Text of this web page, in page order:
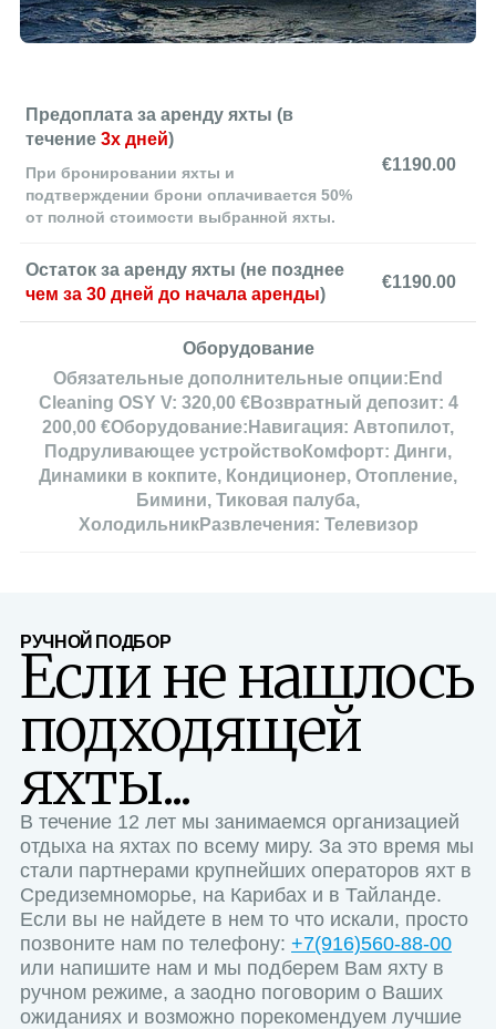
Предоплата за аренду яхты (в
течение 3х дней)
При бронировании яхты и
подтверждении брони оплачивается 50%
от полной стоимости выбранной яхты.
€1190.00
Остаток за аренду яхты (не позднее
чем за 30 дней до начала аренды)
€1190.00
Оборудование
Обязательные дополнительные опции:End
Cleaning OSY V: 320,00 €Возвратный депозит: 4
200,00 €Оборудование:Навигация: Автопилот,
Подруливающее устройствоКомфорт: Динги,
Динамики в кокпите, Кондиционер, Отопление,
Бимини, Тиковая палуба,
ХолодильникРазвлечения: Телевизор
РУЧНОЙ ПОДБОР
Если не нашлось
подходящей
яхты...
В течение 12 лет мы занимаемся организацией
отдыха на яхтах по всему миру. За это время мы
стали партнерами крупнейших операторов яхт в
Средиземноморье, на Карибах и в Тайланде.
Если вы не найдете в нем то что искали, просто
позвоните нам по телефону: +7(916)560-88-00
или напишите нам и мы подберем Вам яхту в
ручном режиме, а заодно поговорим о Ваших
ожиданиях и возможно порекомендуем лучшие